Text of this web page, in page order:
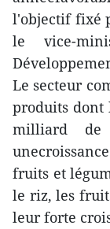
l'objectif fixé
le vice-
Le secteur
produits dont
milliard de
fruits et
le riz, les
leur forte